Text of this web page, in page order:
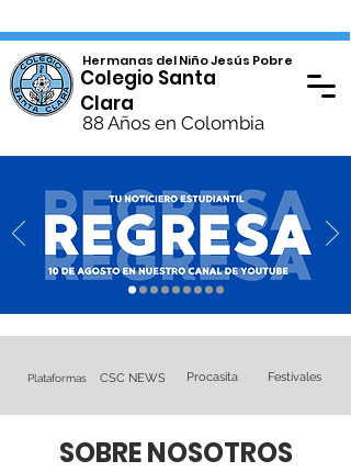
Hermanas del Niño Jesús Pobre
Colegio Santa
Clara
88 Años en Colombia
Plataformas CSC NEWS Procasita Festivales
SOBRE NOSOTROS